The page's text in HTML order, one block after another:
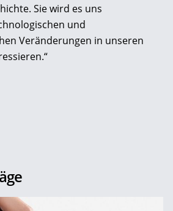
Sie wird es uns
und
Veränderungen in unseren